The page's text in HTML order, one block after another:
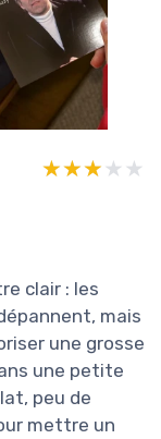
★★★★★
★★★★★
clair : les
mais
une grosse
une petite
peu de
mettre un